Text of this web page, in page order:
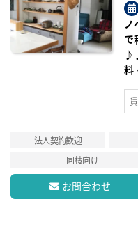
で
料
法人契約歓迎
同棲向け
お問合わせ